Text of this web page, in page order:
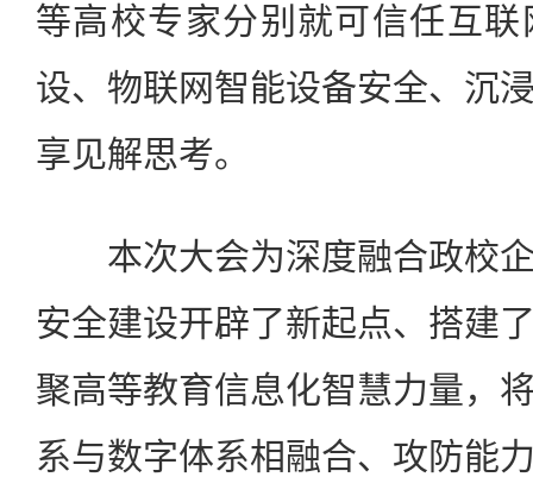
等高校专家分别就可信任互
设、物联网智能设备安全、沉
享见解思考。
本次大会为深度融合政校企
安全建设开辟了新起点、搭建
聚高等教育信息化智慧力量，
系与数字体系相融合、攻防能